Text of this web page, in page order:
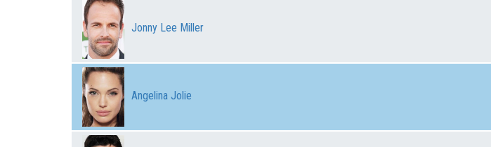
Jonny Lee Miller
Angelina Jolie